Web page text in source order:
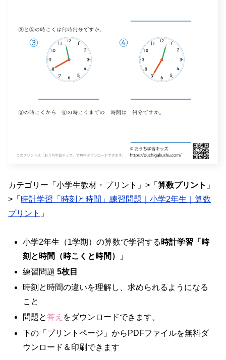
カテゴリー「小学生教材・プリント」>「 算数プリント 」
>「 時計学習「時刻と時間」練習問題｜小学2年生｜算数
プリント 」
小学2年生（1学期）の算数で学習する 時計学習「時
刻と時間（時こくと時間）」
練習問題5枚目
時刻と時間の違いを理解し、求められるようになる
こと
問題と答え をダウンロードできます。
下の「プリントページ」からPDFファイルを無料ダ
ウンロード＆印刷できます